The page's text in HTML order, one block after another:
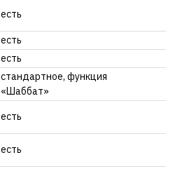
есть
есть
есть
стандартное, функция
«Шаббат»
есть
есть